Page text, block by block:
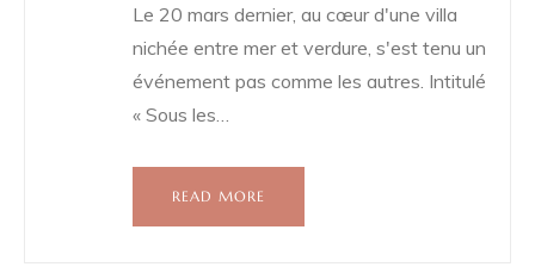
Le 20 mars dernier, au cœur d'une villa
nichée entre mer et verdure, s'est tenu un
événement pas comme les autres. Intitulé
« Sous les…
READ MORE